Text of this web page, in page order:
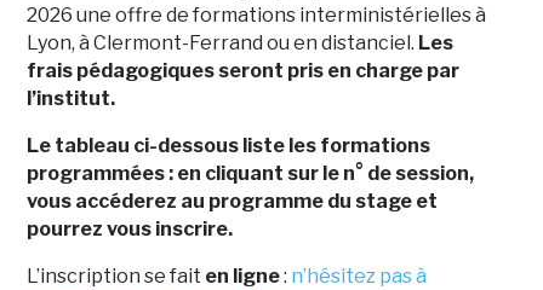
2026 une offre de formations interministérielles à
Lyon, à Clermont-Ferrand ou en distanciel. Les
frais pédagogiques seront pris en charge par
l’institut.
Le tableau ci-dessous liste les formations
programmées : en cliquant sur le n° de session,
vous accéderez au programme du stage et
pourrez vous inscrire.
L’inscription se fait en ligne: n’hésitez pas à